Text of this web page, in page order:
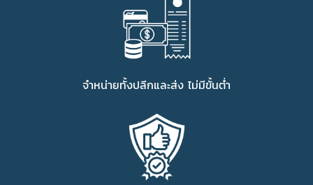
จำหน่ายทั้งปลีกและส่ง ไม่มีขั้นต่ำ